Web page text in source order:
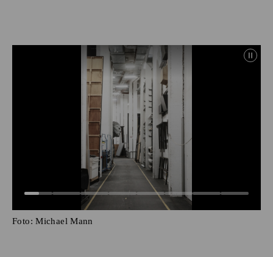
Foto: Michael Mann